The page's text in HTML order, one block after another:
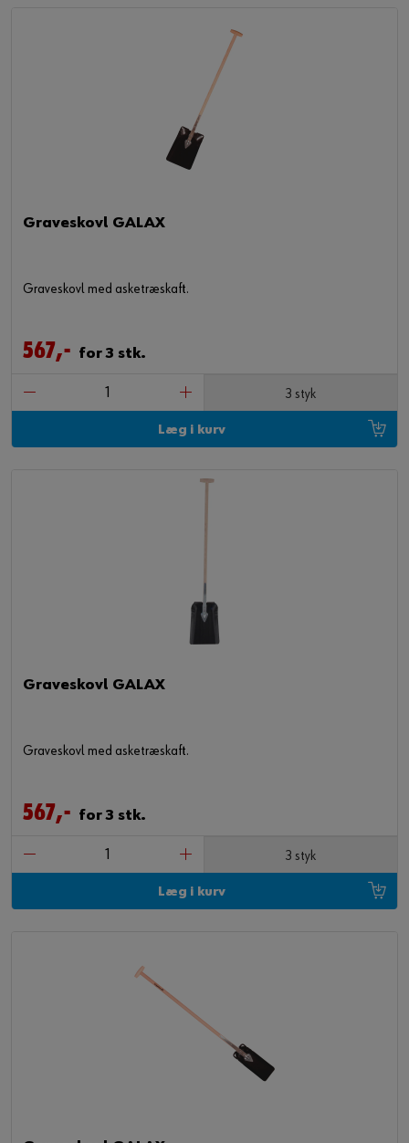
Graveskovl GALAX
Graveskovl med asketræskaft.
567,- for 3 stk.
3 styk
Læg i kurv
Graveskovl GALAX
Graveskovl med asketræskaft.
567,- for 3 stk.
3 styk
Læg i kurv